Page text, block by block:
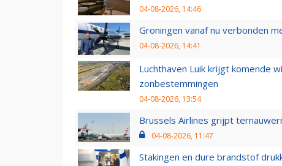
04-08-2026, 14:46
Groningen vanaf nu verbonden
04-08-2026, 14:41
Luchthaven Luik krijgt komende
zonbestemmingen
04-08-2026, 13:54
Brussels Airlines grijpt
04-08-2026, 11:47
Stakingen en dure brandstof